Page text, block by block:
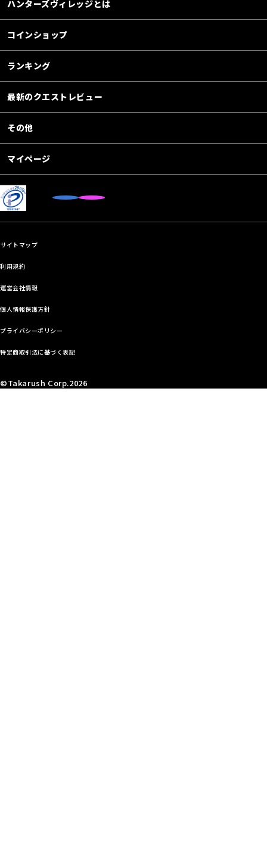
ハンターズヴィレッジとは
コインショップ
ランキング
最新のクエストレビュー
その他
マイページ
サイトマップ
利用規約
運営会社情報
個人情報保護方針
プライバシーポリシー
特定商取引法に基づく表記
©Takarush Corp.2026